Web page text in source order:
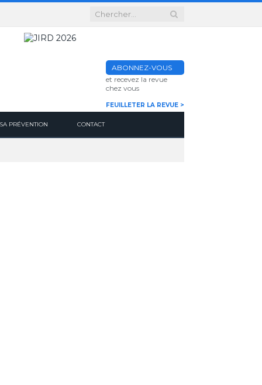
ABONNEZ-VOUS
et recevez la revue
chez vous
FEUILLETER LA REVUE >
PRÉVENTION CONTACT